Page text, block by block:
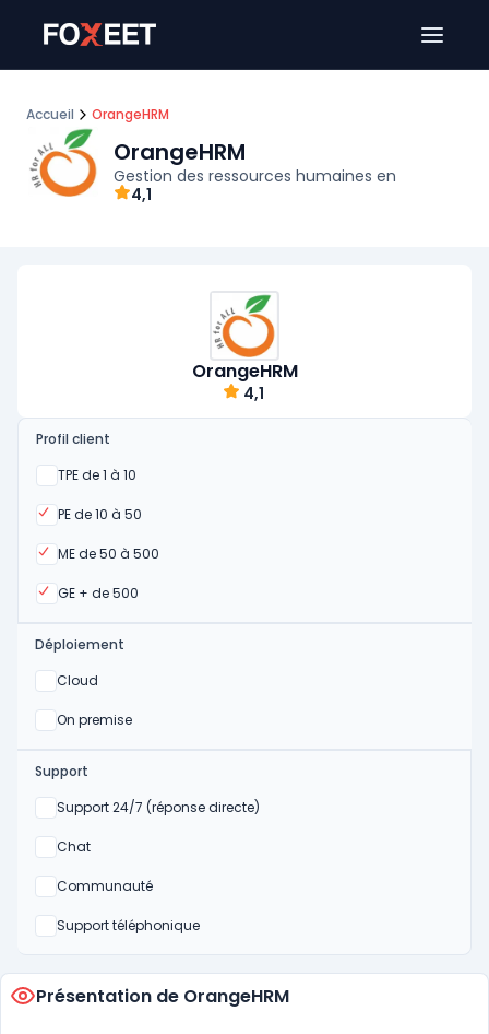
Accueil OrangeHRM
OrangeHRM
Gestion des ressources humaines en
4,1
OrangeHRM
4,1
Profil client
TPE de 1 à 10
Oui
PE de 10 à 50
Oui
ME de 50 à 500
Oui
GE + de 500
Oui
Déploiement
Cloud
Oui
On premise
Oui
Support
Support 24/7 (réponse directe)
Non
Chat
Non
Communauté
Non
Support téléphonique
Non
Présentation de OrangeHRM